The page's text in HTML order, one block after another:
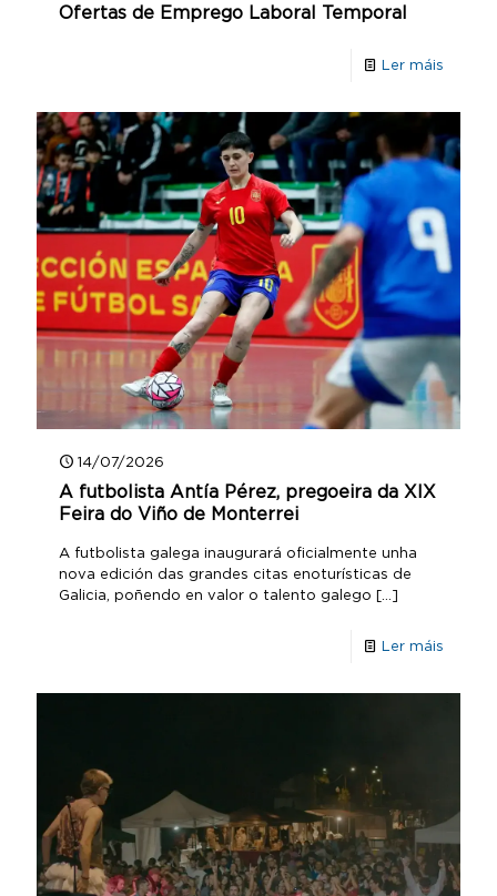
Ofertas de Emprego Laboral Temporal
Ler máis
14/07/2026
A futbolista Antía Pérez, pregoeira da XIX
Feira do Viño de Monterrei
A futbolista galega inaugurará oficialmente unha
nova edición das grandes citas enoturísticas de
Galicia, poñendo en valor o talento galego […]
Ler máis